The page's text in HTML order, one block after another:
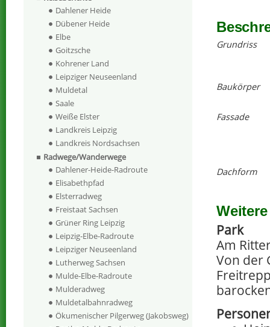
Grundriss
Baukörper
Fassade
Dachform
Park
Am
Von der
Dahlener Heide
Dübener Heide
Elbe
Goitzsche
Kohrener Land
Leipziger Neuseenland
Muldetal
Saale
Weiße Elster
Landkreis Leipzig
Landkreis Nordsachsen
Radwege/Wanderwege
Dahlener-Heide-Radroute
Elisabethpfad
Elsterradweg
Freistaat Sachsen
Grüner Ring Leipzig
Leipzig-Elbe-Radroute
Leipziger Neuseenland
Lutherweg Sachsen
Mulde-Elbe-Radroute
Mulderadweg
Muldetalbahnradweg
Ökumenischer Pilgerweg (Jakobsweg)